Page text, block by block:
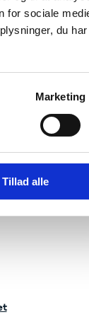
for sociale
du
Marketing
Tillad alle
for
så er I